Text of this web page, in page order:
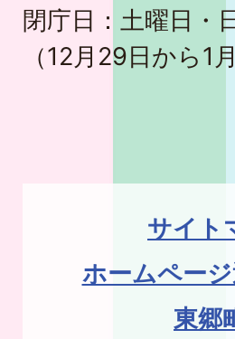
閉庁日：土曜日・
（12月29日から1
サイト
ホームペー
東郷